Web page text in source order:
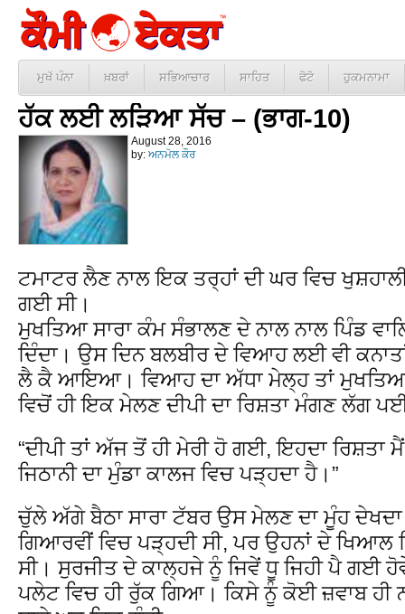
ਮੁਖੱ ਪੰਨਾ ਖ਼ਬਰਾਂ ਸਭਿਆਚਾਰ ਸਾਹਿਤ ਫੋਟੋ ਹੁਕਮਨਾਮਾ
ਹੱਕ ਲਈ ਲੜਿਆ ਸੱਚ – (ਭਾਗ-10)
August 28, 2016
by: ਅਨਮੋਲ ਕੌਰ
ਟਮਾਟਰ ਲੈਣ ਨਾਲ ਇਕ ਤਰ੍ਹਾਂ ਦੀ ਘਰ ਵਿਚ
ਗਈ ਸੀ।
ਮੁਖਤਿਆ ਸਾਰਾ ਕੰਮ ਸੰਭਾਲਣ ਦੇ ਨਾਲ ਨਾਲ ਪਿੰਡ
ਦਿੰਦਾ। ਉਸ ਦਿਨ ਬਲਬੀਰ ਦੇ ਵਿਆਹ ਲਈ ਵੀ
ਲੈ ਕੈ ਆਇਆ। ਵਿਆਹ ਦਾ ਅੱਧਾ ਮੇਲ੍ਹ ਤਾਂ
ਵਿਚੋਂ ਹੀ ਇਕ ਮੇਲਣ ਦੀਪੀ ਦਾ ਰਿਸ਼ਤਾ ਮੰਗਣ ਲੱਗ
“ਦੀਪੀ ਤਾਂ ਅੱਜ ਤੋਂ ਹੀ ਮੇਰੀ ਹੋ ਗਈ, ਇਹਦਾ
ਜਿਠਾਨੀ ਦਾ ਮੁੰਡਾ ਕਾਲਜ ਵਿਚ ਪੜ੍ਹਦਾ ਹੈ।”
ਚੁੱਲੇ ਅੱਗੇ ਬੈਠਾ ਸਾਰਾ ਟੱਬਰ ਉਸ ਮੇਲਣ ਦਾ ਮੂੰਹ ਦੇਖਦਾ
ਗਿਆਰਵੀਂ ਵਿਚ ਪੜ੍ਹਦੀ ਸੀ, ਪਰ ਉਹਨਾਂ ਦੇ ਖਿਆਲ
ਸੀ। ਸੁਰਜੀਤ ਦੇ ਕਾਲ੍ਹਜੇ ਨੂੰ ਜਿਵੇਂ ਧੂ ਜਿਹੀ ਪੈ ਗਈ
ਪਲੇਟ ਵਿਚ ਹੀ ਰੁੱਕ ਗਿਆ। ਕਿਸੇ ਨੂੰ ਕੋਈ ਜ਼ਵਾਬ ਹੀ